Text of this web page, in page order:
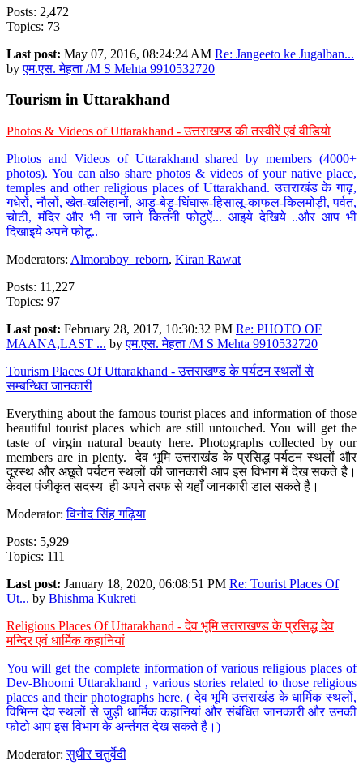
Posts: 2,472
Topics: 73
Last post: May 07, 2016, 08:24:24 AM Re: Jangeeto ke Jugalban...
byएम.एस. मेहता /M S Mehta 9910532720
Tourism in Uttarakhand
Photos & Videos of Uttarakhand - उत्तराखण्ड की तस्वीरें एवं वीडियो
Photos and Videos of Uttarakhand shared by members (4000+
photos). You can also share photos & videos of your native place,
temples and other religious places of Uttarakhand. उत्तराखंड के गाढ़,
गधेरों, नौलों, खेत-खलिहानों, आड़ू-बेड़ू-घिंघारू-हिसालू-काफल-किलमोड़ी, पर्वत,
चोटी, मंदिर और भी ना जाने कितनी फोटुऐं... आइये देखिये ..और आप भी
दिखाइये अपने फोटू..
Moderators: Almoraboy_reborn, Kiran Rawat
Posts: 11,227
Topics: 97
Last post: February 28, 2017, 10:30:32 PM Re: PHOTO OF
MAANA,LAST ... byएम.एस. मेहता /M S Mehta 9910532720
Tourism Places Of Uttarakhand - उत्तराखण्ड के पर्यटन स्थलों से
सम्बन्धित जानकारी
Everything about the famous tourist places and information of those
beautiful tourist places which are still untouched. You will get the
taste of virgin natural beauty here. Photographs collected by our
members are in plenty. देव भूमि उत्तराखंड के प्रसिद्ध पर्यटन स्थलों और
दूरस्थ और अछूते पर्यटन स्थलों की जानकारी आप इस विभाग में देख सकते है।
केवल पंजीकृत सदस्य ही अपने तरफ से यहाँ जानकारी डाल सकते है।
Moderator:विनोद सिंह गढ़िया
Posts: 5,929
Topics: 111
Last post: January 18, 2020, 06:08:51 PM Re: Tourist Places Of
Ut... by Bhishma Kukreti
Religious Places Of Uttarakhand - देव भूमि उत्तराखण्ड के प्रसिद्ध देव
मन्दिर एवं धार्मिक कहानियां
You will get the complete information of various religious places of
Dev-Bhoomi Uttarakhand , various stories related to those religious
places and their photographs here. ( देव भूमि उत्तराखंड के धार्मिक स्थलों,
विभिन्न देव स्थलों से जुड़ी धार्मिक कहानियां और संबंधित जानकारी और उनकी
फोटो आप इस विभाग के अर्न्तगत देख सकते है।)
Moderator:सुधीर चतुर्वेदी